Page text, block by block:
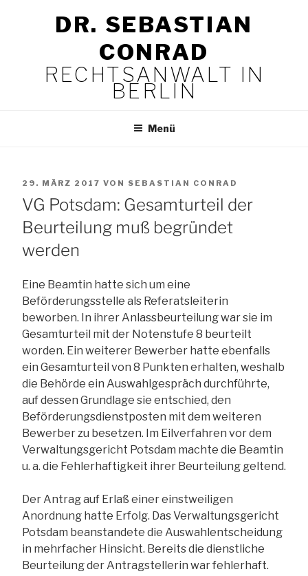
DR. SEBASTIAN
CONRAD
RECHTSANWALT IN
BERLIN
Menü
VERÖFFENTLICHT
AM
29. MÄRZ 2017 VON SEBASTIAN CONRAD
VG Potsdam: Gesamturteil der
Beurteilung muß begründet
werden
Eine Beamtin hatte sich um eine
Beförderungsstelle als Referatsleiterin
beworben. In ihrer Anlassbeurteilung war sie im
Gesamturteil mit der Notenstufe 8 beurteilt
worden. Ein weiterer Bewerber hatte ebenfalls
ein Gesamturteil von 8 Punkten erhalten, weshalb
die Behörde ein Auswahlgespräch durchführte,
auf dessen Grundlage sie entschied, den
Beförderungsdienstposten mit dem weiteren
Bewerber zu besetzen. Im Eilverfahren vor dem
Verwaltungsgericht Potsdam machte die Beamtin
u. a. die Fehlerhaftigkeit ihrer Beurteilung geltend.
Der Antrag auf Erlaß einer einstweiligen
Anordnung hatte Erfolg. Das Verwaltungsgericht
Potsdam beanstandete die Auswahlentscheidung
in mehrfacher Hinsicht. Bereits die dienstliche
Beurteilung der Antragstellerin war fehlerhaft.